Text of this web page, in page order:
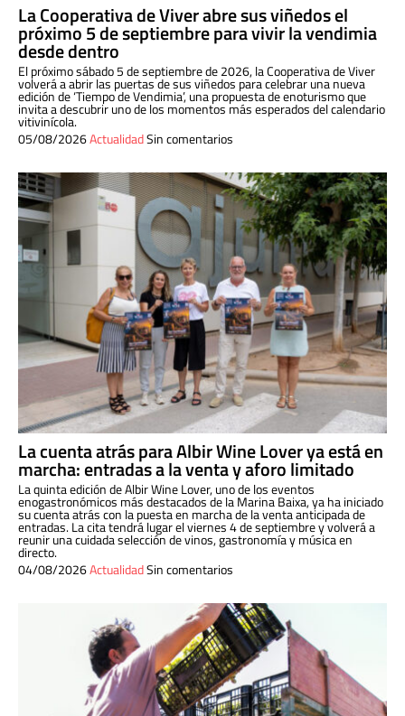
La Cooperativa de Viver abre sus viñedos el
próximo 5 de septiembre para vivir la vendimia
desde dentro
El próximo sábado 5 de septiembre de 2026, la Cooperativa de Viver
volverá a abrir las puertas de sus viñedos para celebrar una nueva
edición de ‘Tiempo de Vendimia’, una propuesta de enoturismo que
invita a descubrir uno de los momentos más esperados del calendario
vitivinícola.
05/08/2026ActualidadSin comentarios
La cuenta atrás para Albir Wine Lover ya está en
marcha: entradas a la venta y aforo limitado
La quinta edición de Albir Wine Lover, uno de los eventos
enogastronómicos más destacados de la Marina Baixa, ya ha iniciado
su cuenta atrás con la puesta en marcha de la venta anticipada de
entradas. La cita tendrá lugar el viernes 4 de septiembre y volverá a
reunir una cuidada selección de vinos, gastronomía y música en
directo.
04/08/2026ActualidadSin comentarios